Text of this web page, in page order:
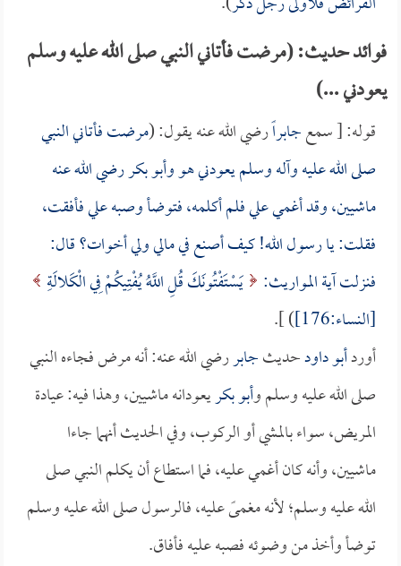
فوائد حديث: (مرضت فأتاني النبي صلى الله عليه وسلم
يعودني ...)
قوله: [ سمعجابراًرضي الله عنه يقول: (مرضت فأتاني النبي
صلى الله عليه وآله وسلم يعودني هو وأبو بكررضي الله عنه
ماشيين، وقد أغمي علي فلم أكلمه، فتوضأ وصبه علي فأفقت،
فقلت: يا رسول الله! كيف أصنع في مالي ولي أخوات؟ قال:
فنزلت آية المواريث: يَسْتَفْتُونَكَ قُلِ اللَّهُ يُفْتِيكُمْ فِي الْكَلالَةِ
[النساء:176]
) ].
أوردأبو داودحديثجابررضي الله عنه: أنه مرض فجاءه النبي
صلى الله عليه وسلم وأبو بكريعودانه ماشيين، وهذا فيه: عيادة
المريض، سواء بالمشي أو الركوب، وفي الحديث أنهما جاءا
ماشيين، وأنه كان أغمي عليه، فما استطاع أن يكلم النبي صلى
الله عليه وسلم؛ لأنه مغمىً عليه، فالرسول صلى الله عليه وسلم
توضأ وأخذ من وضوئه فصبه عليه فأفاق.